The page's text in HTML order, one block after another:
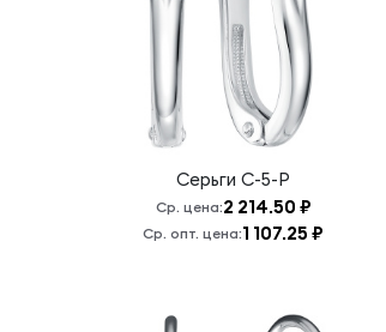
Серьги С-5-Р
Ср. цена:2 214.50 ₽
Ср. опт. цена:1 107.25 ₽